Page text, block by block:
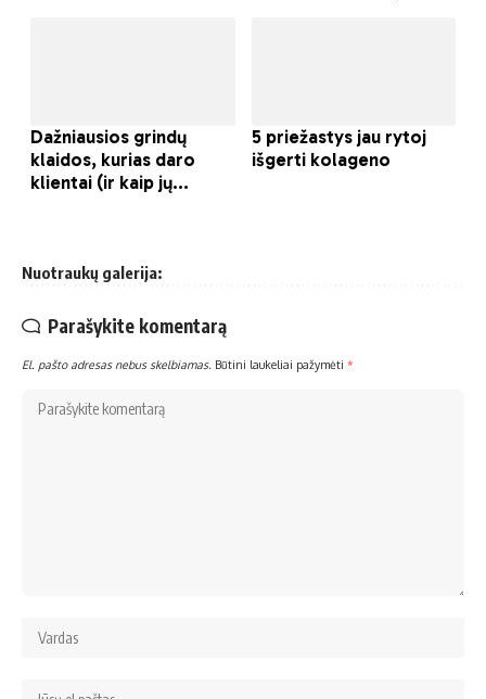
Nuotraukų galerija:
Parašykite komentarą
El. pašto adresas nebus skelbiamas. Būtini laukeliai pažymėti *